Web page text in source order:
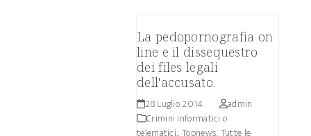
La pedopornografia on
line e il dissequestro
dei files legali
dell'accusato.
28 Luglio 2014
admin
Crimini informatici o
telematici.,Topnews. Tutte le